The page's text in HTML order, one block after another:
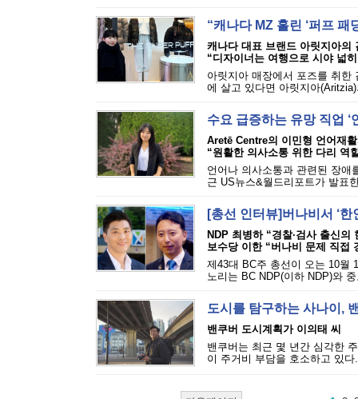
“캐나다 MZ 홀린 ‘퍼프 패
캐나다 대표 브랜드 아릿지아의
“디자이너는 여행으로 시야 넓
아릿지아 매장에서 포즈를 취한
에 살고 있다면 아릿지아
수요 급증하는 유망 직업 ‘
Aretē Centre의 이민형 언어재
“원활한 의사소통 위한 다리 역
언어나 의사소통과 관련된 장애
근 US뉴스&월드리포트가 발표
[총선 인터뷰]버나비서 ‘
NDP 최병하 “경찰·검사 출신의
보수당 이한 “버나비 문제 직접
제43대 BC주 총선이 오는 10월
노리는 BC NDP(이하 NDP)와
도시를 탐구하는 사나이,
밴쿠버 도시계획가 이의태 씨
밴쿠버는 최근 몇 년간 심각한
이 주거비 부담을 호소하고 있